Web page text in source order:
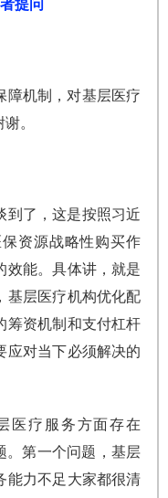
提问
障机制，对基层医疗
。
到了，这是按照习近
资源战略性购买作
效能。具体讲，就是
基层医疗机构优化配
筹资机制和支付杠杆
应对当下必须解决的
医疗服务方面存在
。第一个问题，基层
能力不足大家都很清